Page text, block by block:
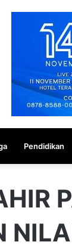
Pendidikan